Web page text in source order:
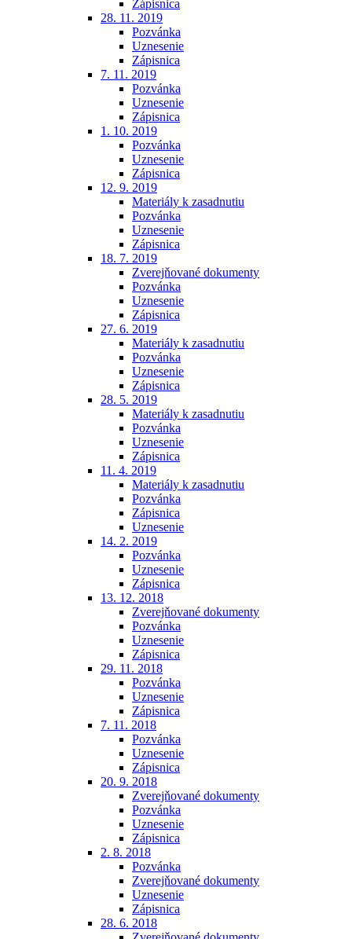
Zápisnica
28. 11. 2019
Pozvánka
Uznesenie
Zápisnica
7. 11. 2019
Pozvánka
Uznesenie
Zápisnica
1. 10. 2019
Pozvánka
Uznesenie
Zápisnica
12. 9. 2019
Materiály k zasadnutiu
Pozvánka
Uznesenie
Zápisnica
18. 7. 2019
Zverejňované dokumenty
Pozvánka
Uznesenie
Zápisnica
27. 6. 2019
Materiály k zasadnutiu
Pozvánka
Uznesenie
Zápisnica
28. 5. 2019
Materiály k zasadnutiu
Pozvánka
Uznesenie
Zápisnica
11. 4. 2019
Materiály k zasadnutiu
Pozvánka
Zápisnica
Uznesenie
14. 2. 2019
Pozvánka
Uznesenie
Zápisnica
13. 12. 2018
Zverejňované dokumenty
Pozvánka
Uznesenie
Zápisnica
29. 11. 2018
Pozvánka
Uznesenie
Zápisnica
7. 11. 2018
Pozvánka
Uznesenie
Zápisnica
20. 9. 2018
Zverejňované dokumenty
Pozvánka
Uznesenie
Zápisnica
2. 8. 2018
Pozvánka
Zverejňované dokumenty
Uznesenie
Zápisnica
28. 6. 2018